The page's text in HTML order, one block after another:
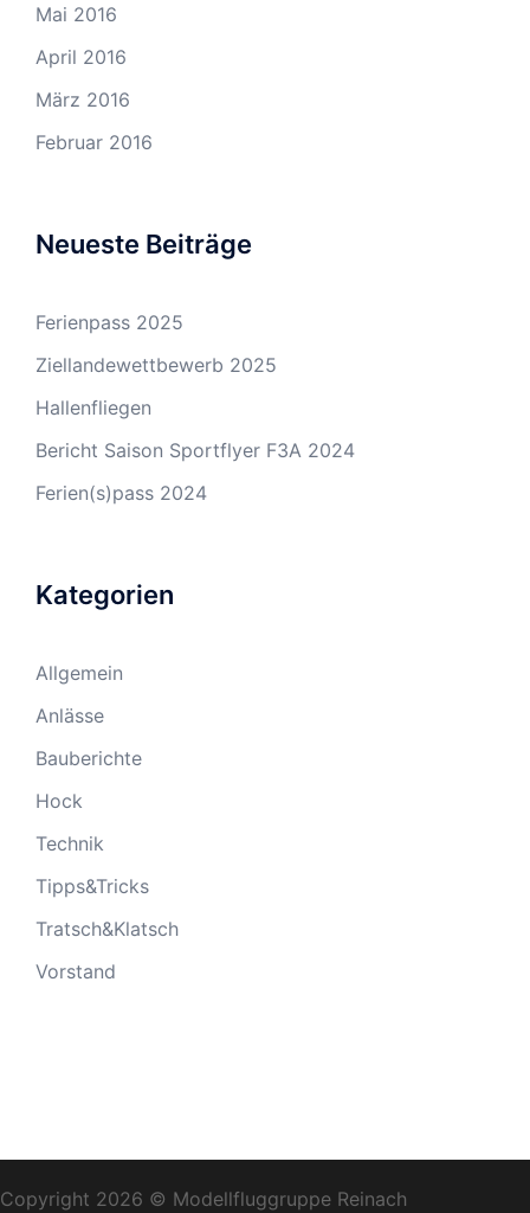
Mai 2016
April 2016
März 2016
Februar 2016
Neueste Beiträge
Ferienpass 2025
Ziellandewettbewerb 2025
Hallenfliegen
Bericht Saison Sportflyer F3A 2024
Ferien(s)pass 2024
Kategorien
Allgemein
Anlässe
Bauberichte
Hock
Technik
Tipps&Tricks
Tratsch&Klatsch
Vorstand
Copyright 2026 © Modellfluggruppe Reinach